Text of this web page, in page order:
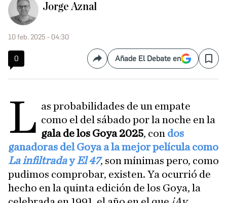
Jorge Aznal
10 feb. 2025 - 04:30
0 CompartirAñade El Debate en Save
L as probabilidades de un empate
como el del sábado por la noche en la
gala de los Goya 2025, con dos
ganadoras del Goya a la mejor película como
La infiltradayEl 47, son mínimas pero, como
pudimos comprobar, existen. Ya ocurrió de
hecho en la quinta edición de los Goya, la